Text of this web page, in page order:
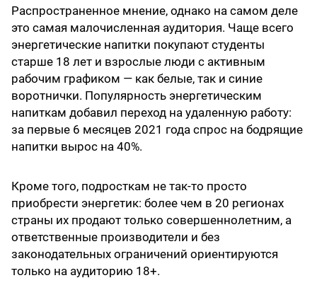
Распространенное мнение, однако на самом деле
это самая малочисленная аудитория. Чаще всего
энергетические напитки покупают студенты
старше 18 лет и взрослые люди с активным
рабочим графиком — как белые, так и синие
воротнички. Популярность энергетическим
напиткам добавил переход на удаленную работу:
за первые 6 месяцев 2021 года спрос на бодрящие
напитки вырос на 40%.
Кроме того, подросткам не так-то просто
приобрести энергетик: более чем в 20 регионах
страны их продают только совершеннолетним, а
ответственные производители и без
законодательных ограничений ориентируются
только на аудиторию 18+.